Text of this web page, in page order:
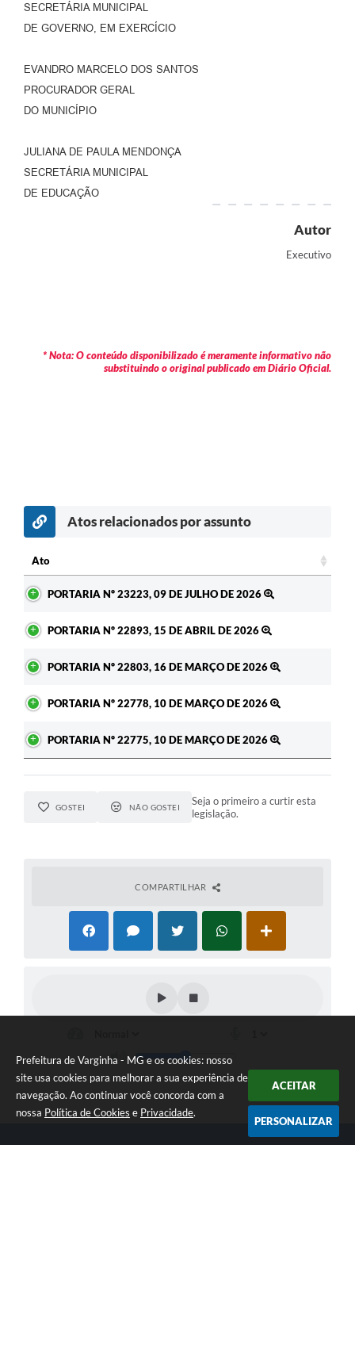
Prefeitura de Varginha - MG e os cookies: nosso
site usa cookies para melhorar a sua experiência de
navegação. Ao continuar você concorda com a
nossa Política de Cookies e Privacidade.
ACEITAR
PERSONALIZAR
SECRETÁRIA MUNICIPAL
DE GOVERNO, EM EXERCÍCIO
EVANDRO MARCELO DOS SANTOS
PROCURADOR GERAL
DO MUNICÍPIO
JULIANA DE PAULA MENDONÇA
SECRETÁRIA MUNICIPAL
DE EDUCAÇÃO
Autor
Executivo
* Nota: O conteúdo disponibilizado é meramente informativo não
substituindo o original publicado em Diário Oficial.
Atos relacionados por assunto
Ato
PORTARIA Nº 23223, 09 DE JULHO DE 2026
PORTARIA Nº 22893, 15 DE ABRIL DE 2026
PORTARIA Nº 22803, 16 DE MARÇO DE 2026
PORTARIA Nº 22778, 10 DE MARÇO DE 2026
PORTARIA Nº 22775, 10 DE MARÇO DE 2026
GOSTEI NÃO GOSTEI
Seja o primeiro a curtir esta
legislação.
COMPARTILHAR